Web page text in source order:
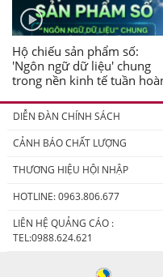
Hộ chiếu sản phẩm số:
'Ngôn ngữ dữ liệu' chung
trong nền kinh tế tuần
DIỄN ĐÀN CHÍNH SÁCH
CẢNH BÁO CHẤT LƯỢNG
THƯƠNG HIỆU HỘI NHẬP
HOTLINE: 0963.806.677
LIÊN HỆ QUẢNG CÁO :
TEL:0988.624.621